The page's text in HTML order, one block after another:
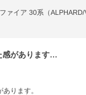
感があります…
ります。